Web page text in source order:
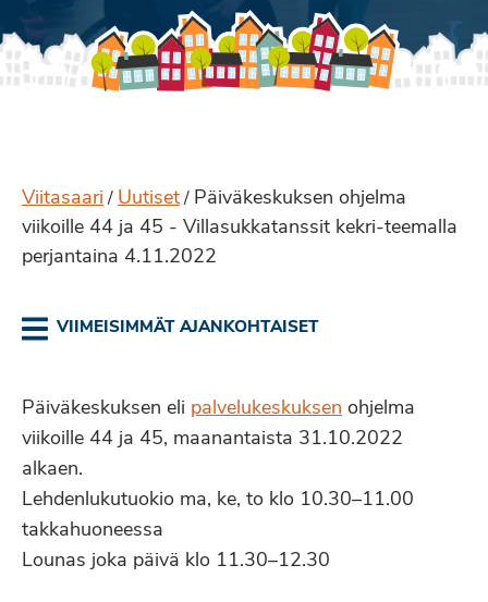
Viitasaari / Uutiset / Päiväkeskuksen ohjelma
viikoille 44 ja 45 - Villasukkatanssit kekri-teemalla
perjantaina 4.11.2022
VIIMEISIMMÄT AJANKOHTAISET
Päiväkeskuksen eli palvelukeskuksen ohjelma
viikoille 44 ja 45, maanantaista 31.10.2022
alkaen.
Lehdenlukutuokio ma, ke, to klo 10.30–11.00
takkahuoneessa
Lounas joka päivä klo 11.30–12.30